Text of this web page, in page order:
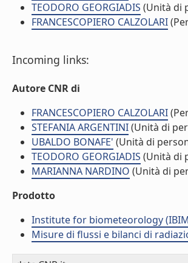
TEODORO GEORGIADIS (Unità di
FRANCESCOPIERO CALZOLARI
Incoming links:
Autore CNR di
FRANCESCOPIERO CALZOLARI
STEFANIA ARGENTINI(Unità di
UBALDO BONAFE' (Unità di
TEODORO GEORGIADIS (Unità di
MARIANNA NARDINO (Unità di
Prodotto
Institute for biometeorology
Misure di flussi e bilanci di